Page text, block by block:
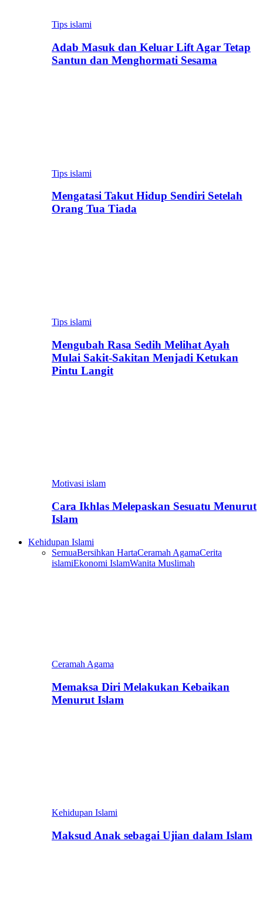
Tips islami
Adab Masuk dan Keluar Lift Agar Tetap
Santun dan Menghormati Sesama
Tips islami
Mengatasi Takut Hidup Sendiri Setelah
Orang Tua Tiada
Tips islami
Mengubah Rasa Sedih Melihat Ayah
Mulai Sakit-Sakitan Menjadi Ketukan
Pintu Langit
Motivasi islam
Cara Ikhlas Melepaskan Sesuatu Menurut
Islam
Kehidupan Islami
SemuaBersihkan HartaCeramah AgamaCerita
islamiEkonomi IslamWanita Muslimah
Ceramah Agama
Memaksa Diri Melakukan Kebaikan
Menurut Islam
Kehidupan Islami
Maksud Anak sebagai Ujian dalam Islam